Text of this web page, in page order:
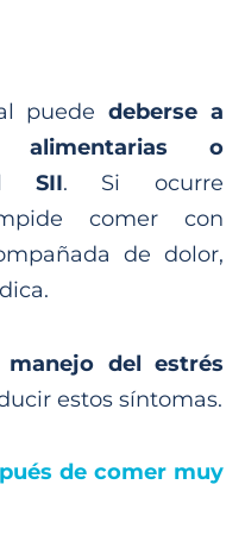
puededeberse a
alimentarias o
SII. Si ocurre
comer con
de dolor,
del estrés
estos síntomas.
de comer muy